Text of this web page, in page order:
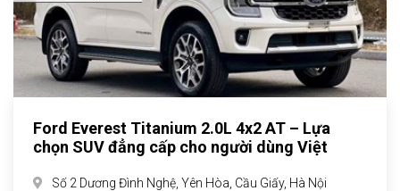
Ford Everest Titanium 2.0L 4x2 AT – Lựa
chọn SUV đẳng cấp cho người dùng Việt
Số 2 Dương Đình Nghệ, Yên Hòa, Cầu Giấy, Hà Nội